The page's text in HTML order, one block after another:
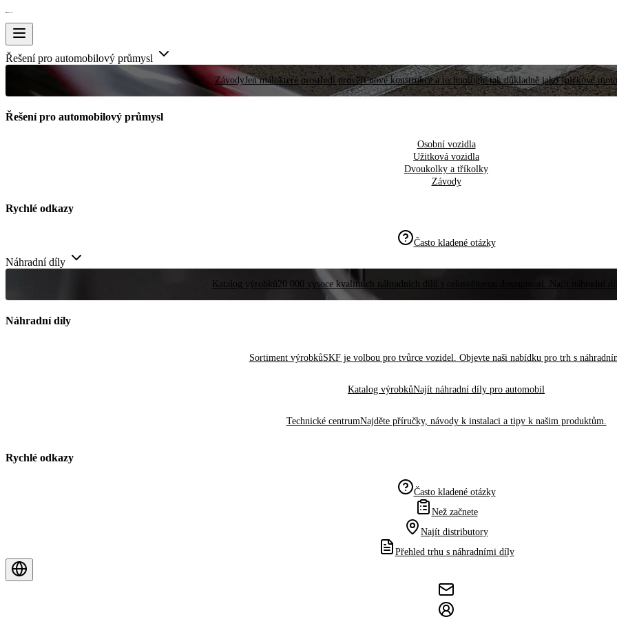
Řešení pro automobilový průmysl
ZávodyJen málokteré prostředí prověří nové konstrukce a technologie tak důkladně jako špičkové
Řešení pro automobilový průmysl
Osobní vozidla
Užitková vozidla
Dvoukolky a tříkolky
Závody
Rychlé odkazy
Často kladené otázky
Náhradní díly
Katalog výrobků20 000 vysoce kvalitních náhradních dílů s celosvětovou dostupností. Najít náhradní
Náhradní díly
Sortiment výrobkůSKF je volbou pro tvůrce vozidel. Objevte naši nabídku pro trh s
Katalog výrobkůNajít náhradní díly pro automobil
Technické centrumNajděte příručky, návody k instalaci a tipy k našim produktům.
Rychlé odkazy
Často kladené otázky
Než začnete
Najít distributory
Přehled trhu s náhradními díly